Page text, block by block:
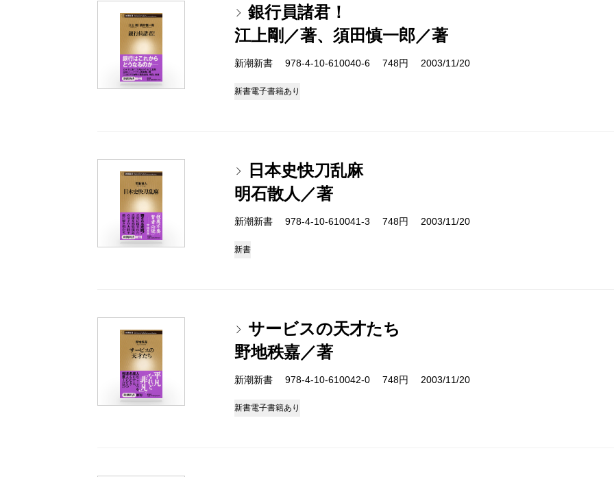
銀行員諸君！
江上剛／著、須田慎一郎／著
新潮新書 978-4-10-610040-6 748円 2003/11/20
新書電子書籍あり
日本史快刀乱麻
明石散人／著
新潮新書 978-4-10-610041-3 748円 2003/11/20
新書
サービスの天才たち
野地秩嘉／著
新潮新書 978-4-10-610042-0 748円 2003/11/20
新書電子書籍あり